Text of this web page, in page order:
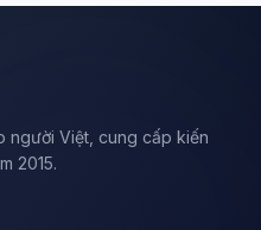
người Việt, cung cấp kiến
2015.